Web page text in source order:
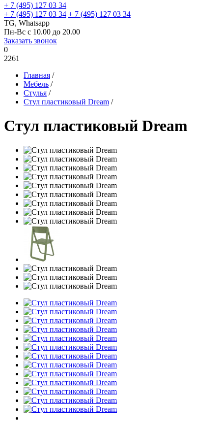
+ 7 (495) 127 03 34
+ 7 (495) 127 03 34 + 7 (495) 127 03 34
TG, Whatsapp
Пн-Вс с 10.00 до 20.00
Заказать звонок
0
2261
Главная /
Мебель /
Стулья /
Стул пластиковый Dream /
Стул пластиковый Dream